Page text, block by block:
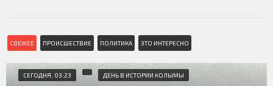
СВЕЖЕЕ ПРОИСШЕСТВИЕ ПОЛИТИКА ЭТО ИНТЕРЕСНО
СЕГОДНЯ, 03:23 ДЕНЬ В ИСТОРИИ КОЛЫМЫ